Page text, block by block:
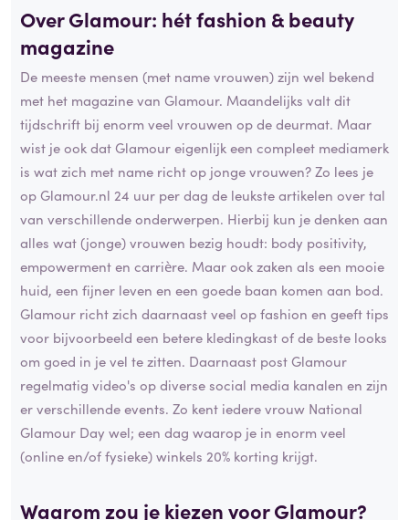
Over Glamour: hét fashion & beauty
magazine
De meeste mensen (met name vrouwen) zijn wel bekend
met het magazine van Glamour. Maandelijks valt dit
tijdschrift bij enorm veel vrouwen op de deurmat. Maar
wist je ook dat Glamour eigenlijk een compleet mediamerk
is wat zich met name richt op jonge vrouwen? Zo lees je
op Glamour.nl 24 uur per dag de leukste artikelen over tal
van verschillende onderwerpen. Hierbij kun je denken aan
alles wat (jonge) vrouwen bezig houdt: body positivity,
empowerment en carrière. Maar ook zaken als een mooie
huid, een fijner leven en een goede baan komen aan bod.
Glamour richt zich daarnaast veel op fashion en geeft tips
voor bijvoorbeeld een betere kledingkast of de beste looks
om goed in je vel te zitten. Daarnaast post Glamour
regelmatig video's op diverse social media kanalen en zijn
er verschillende events. Zo kent iedere vrouw National
Glamour Day wel; een dag waarop je in enorm veel
(online en/of fysieke) winkels 20% korting krijgt.
Waarom zou je kiezen voor Glamour?